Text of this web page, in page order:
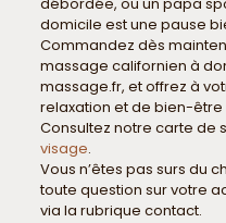
domicile est une pause
Commandez dès
massage californien à
massage.fr, et offrez à
relaxation et de bien-
Consultez notre carte de
visage.
Vous n’êtes pas surs du
toute question sur votre
via la rubrique contact.